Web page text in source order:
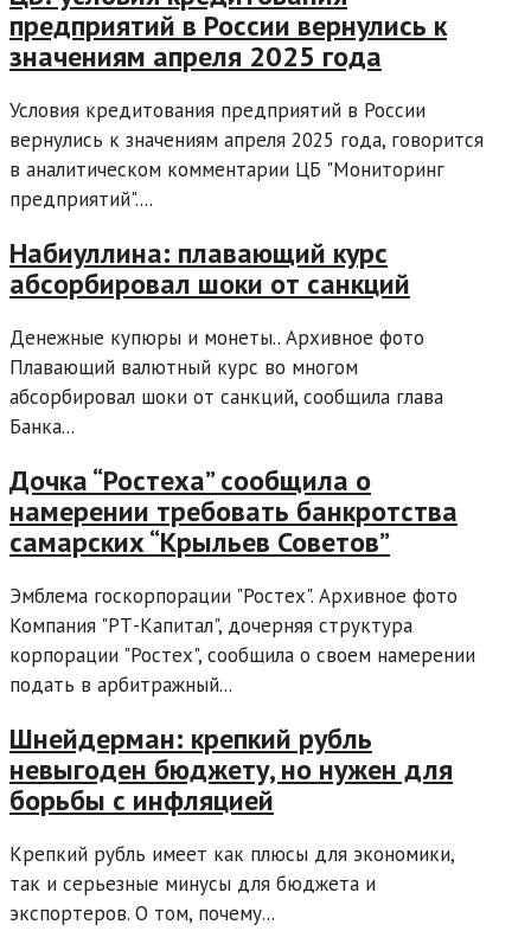
предприятий в России вернулись к
значениям апреля 2025 года
Условия кредитования предприятий в России
вернулись к значениям апреля 2025 года, говорится
в аналитическом комментарии ЦБ "Мониторинг
предприятий"....
Набиуллина: плавающий курс
абсорбировал шоки от санкций
Денежные купюры и монеты.. Архивное фото
Плавающий валютный курс во многом
абсорбировал шоки от санкций, сообщила глава
Банка...
Дочка “Ростеха” сообщила о
намерении требовать банкротства
самарских “Крыльев Советов”
Эмблема госкорпорации "Ростех". Архивное фото
Компания "РТ-Капитал", дочерняя структура
корпорации "Ростех", сообщила о своем намерении
подать в арбитражный...
Шнейдерман: крепкий рубль
невыгоден бюджету, но нужен для
борьбы с инфляцией
Крепкий рубль имеет как плюсы для экономики,
так и серьезные минусы для бюджета и
экспортеров. О том, почему...